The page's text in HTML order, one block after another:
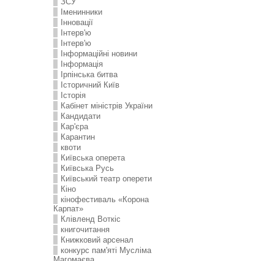
Іменинники
Інновації
Інтерв'ю
Інтерв'ю
Інформаційні новини
Інформація
Ірпінська битва
Історичний Київ
Історія
Кабінет міністрів України
Кандидати
Кар'єра
Карантин
квоти
Київська оперета
Київська Русь
Київський театр оперети
Кіно
кінофестиваль «Корона
Карпат»
Клівленд Воткіс
книгочитання
Книжковий арсенал
конкурс пам'яті Мусліма